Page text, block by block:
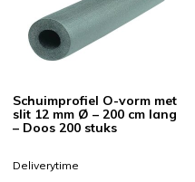
Schuimprofiel O-vorm met
slit 12 mm Ø – 200 cm lang
– Doos 200 stuks
Deliverytime